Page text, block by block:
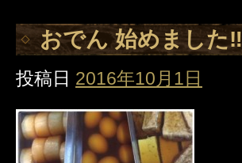
おでん 始めました‼️
投稿日 2016年10月1日